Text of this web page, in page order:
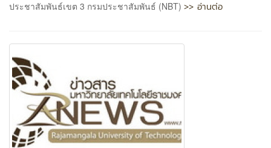
ประชาสัมพันธ์เขต 3 กรมประชาสัมพันธ์ (NBT) >> อ่านต่อ